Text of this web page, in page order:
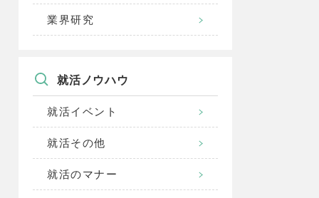
業界研究
就活ノウハウ
就活イベント
就活その他
就活のマナー